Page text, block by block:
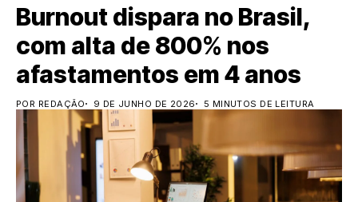
Burnout dispara no Brasil,
com alta de 800% nos
afastamentos em 4 anos
POR REDAÇÃO 9 DE JUNHO DE 2026 5 MINUTOS DE LEITURA